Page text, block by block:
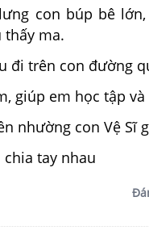
con búp bê
thấy ma.
đi trên con đường
giúp em học tập
nhường con Vệ Sĩ
tay nhau